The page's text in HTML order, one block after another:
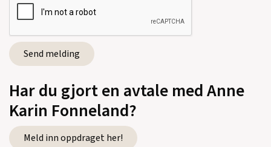
Har du gjort en avtale med Anne
Karin Fonneland?
Meld inn oppdraget her!